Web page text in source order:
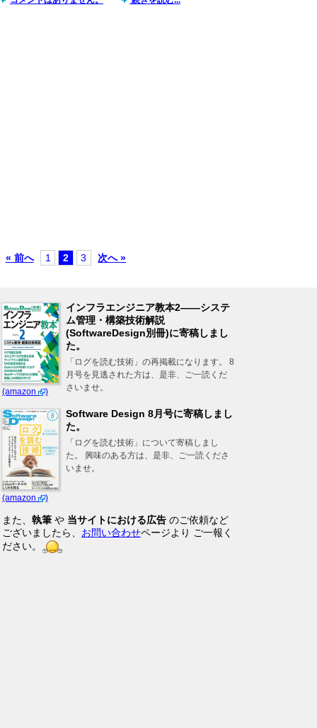
« 前へ 1 2 3 次へ »
(amazon )
インフラエンジニア教本2――システ
ム管理・構築技術解説
(SoftwareDesign別冊)に寄稿しまし
た。
「ログを読む技術」の再掲載になります。 8
月号を見逃された方は、是非、ご一読くだ
さいませ。
(amazon )
Software Design 8月号に寄稿しまし
た。
「ログを読む技術」について寄稿しまし
た。 興味のある方は、是非、ご一読くださ
いませ。
また、 執筆 や 当サイトにおける広告 のご依頼など
ございましたら、 お問い合わせページより ご一報く
ださい。